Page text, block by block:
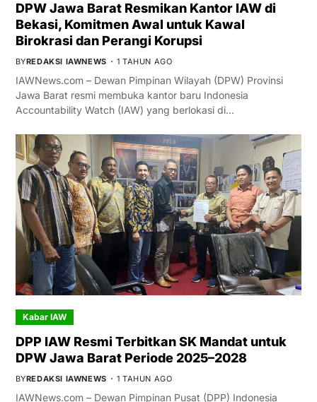
DPW Jawa Barat Resmikan Kantor IAW di
Bekasi, Komitmen Awal untuk Kawal
Birokrasi dan Perangi Korupsi
BYREDAKSI IAWNEWS 1 TAHUN AGO
IAWNews.com – Dewan Pimpinan Wilayah (DPW) Provinsi
Jawa Barat resmi membuka kantor baru Indonesia
Accountability Watch (IAW) yang berlokasi di…
Kabar IAW
DPP IAW Resmi Terbitkan SK Mandat untuk
DPW Jawa Barat Periode 2025–2028
BYREDAKSI IAWNEWS 1 TAHUN AGO
IAWNews.com – Dewan Pimpinan Pusat (DPP) Indonesia